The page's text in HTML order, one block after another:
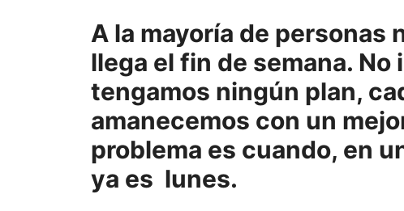
A la mayoría de personas
llega el fin de semana. No
tengamos ningún plan,
amanecemos con un
problema es cuando, en
ya es lunes.